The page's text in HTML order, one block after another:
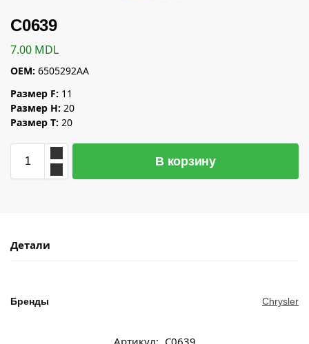
C0639
7.00 MDL
OEM: 6505292AA
Размер F: 11
Размер H: 20
Размер T: 20
В корзину
Детали
Бренды Chrysler
Артикул: C0639